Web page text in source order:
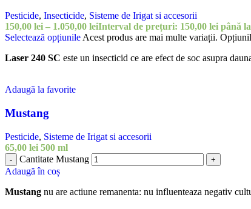
Pesticide, Insecticide, Sisteme de Irigat si accesorii
150,00 lei – 1.050,00 leiInterval de prețuri: 150,00 lei până
Selectează opțiunileAcest produs are mai multe variații.
Laser 240 SC este un insecticid ce are efect de soc asupra
Adaugă la favorite
Mustang
Pesticide, Sisteme de Irigat si accesorii
65,00 lei 500 ml
- Cantitate Mustang +
Adaugă în coș
Mustang nu are actiune remanenta: nu influenteaza negativ